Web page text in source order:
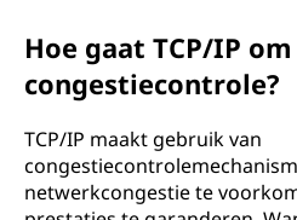
Hoe gaat TCP/IP
congestiecontrole?
TCP/IP maakt gebruik van
netwerkcongestie te